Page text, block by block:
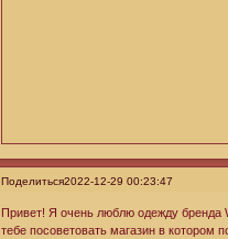
Поделиться2022-12-29 00:23:47
Привет! Я очень люблю одежду бренда
тебе посоветовать магазин в котором